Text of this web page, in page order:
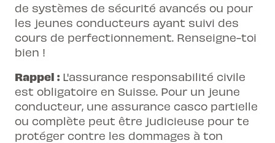
de systèmes de sécurité avancés ou pour
les jeunes conducteurs ayant suivi des
cours de perfectionnement. Renseigne-toi
bien !
Rappel : L'assurance responsabilité civile
est obligatoire en Suisse. Pour un jeune
conducteur, une assurance casco partielle
ou complète peut être judicieuse pour te
protéger contre les dommages à ton